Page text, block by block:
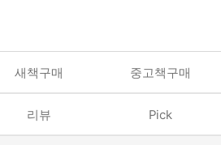
새책구매 중고책구매
리뷰 Pick